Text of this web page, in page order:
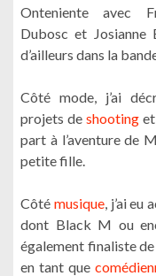
Onteniente avec
Dubosc et Josianne
d’ailleurs dans la
Côté mode, j’ai
projets de shooting
part à l’aventure de
petite fille.
Côté musique, j’ai eu
dont Black M ou
également finaliste
en tant que